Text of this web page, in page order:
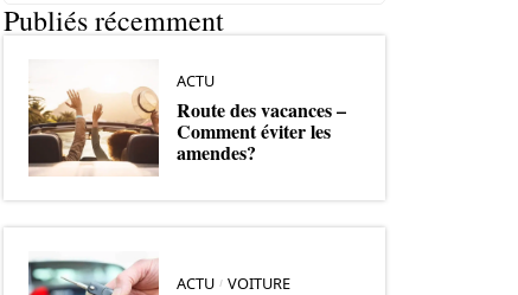
Publiés récemment
ACTU
Route des vacances –
Comment éviter les
amendes?
ACTU VOITURE